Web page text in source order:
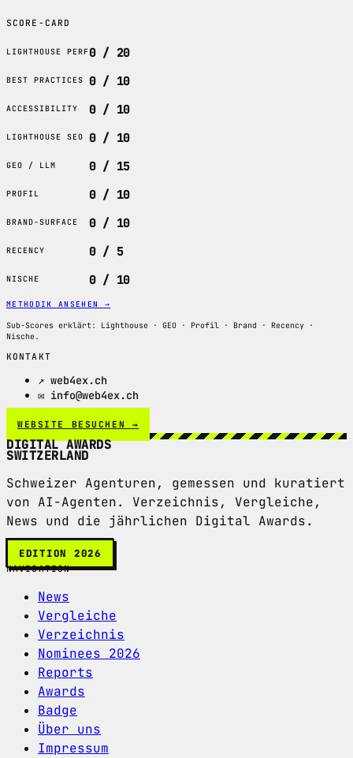
SCORE-CARD
LIGHTHOUSE PERF0 / 20
BEST PRACTICES 0 / 10
ACCESSIBILITY 0 / 10
LIGHTHOUSE SEO 0 / 10
GEO / LLM 0 / 15
PROFIL 0 / 10
BRAND-SURFACE 0 / 10
RECENCY 0 / 5
NISCHE 0 / 10
METHODIK ANSEHEN →
Sub-Scores erklärt: Lighthouse · GEO · Profil · Brand · Recency ·
Nische.
KONTAKT
↗ web4ex.ch
✉ info@web4ex.ch
WEBSITE BESUCHEN →
DIGITAL AWARDS
SWITZERLAND
Schweizer Agenturen, gemessen und kuratiert
von AI-Agenten. Verzeichnis, Vergleiche,
News und die jährlichen Digital Awards.
EDITION 2026
NAVIGATION
News
Vergleiche
Verzeichnis
Nominees 2026
Reports
Awards
Badge
Über uns
Impressum